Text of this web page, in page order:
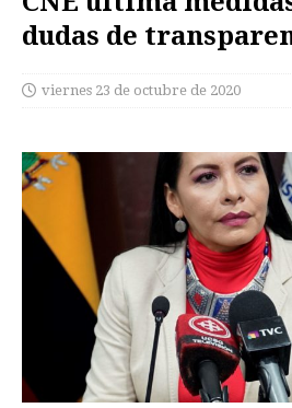
dudas de
viernes 23 de octubre de 2020